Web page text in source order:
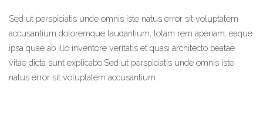
Sed ut perspiciatis unde omnis iste natus error sit voluptatem
accusantium doloremque laudantium, totam rem aperiam, eaque
ipsa quae ab illo inventore veritatis et quasi architecto beatae
vitae dicta sunt explicabo.Sed ut perspiciatis unde omnis iste
natus error sit voluptatem accusantium